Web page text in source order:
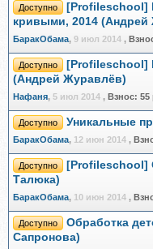
Доступно
[Profileschool]
кривыми, 2014 (Андрей
БаракОбама, 9 июл 2014 ,
Доступно
[Profileschool]
(Андрей Журавлёв)
Нафаня, 5 июл 2014 , Взнос: 55
Доступно Уникальные
БаракОбама, 12 июн 2014 ,
Доступно
[Profileschool]
Талюка)
БаракОбама, 10 июн 2014 ,
Доступно
Обработка
Сапронова)